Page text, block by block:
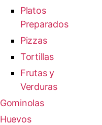
Platos
Preparados
Pizzas
Tortillas
Frutas y
Verduras
Gominolas
Huevos